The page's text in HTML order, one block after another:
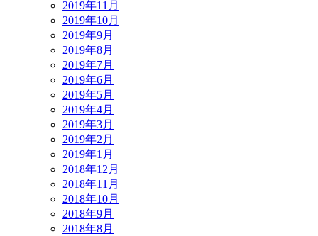
2019年11月
2019年10月
2019年9月
2019年8月
2019年7月
2019年6月
2019年5月
2019年4月
2019年3月
2019年2月
2019年1月
2018年12月
2018年11月
2018年10月
2018年9月
2018年8月